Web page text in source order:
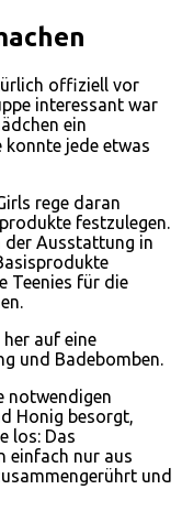
offiziell vor
interessant war
ein
konnte jede etwas
rege daran
festzulegen.
der Ausstattung in
Teenies für die
auf eine
und Badebomben.
notwendigen
Honig besorgt,
los: Das
einfach nur aus
und